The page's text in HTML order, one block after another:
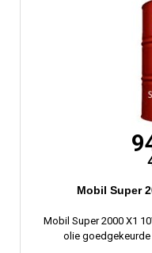
Mobil Super
Mobil Super 2000 X1
olie goedgekeurde